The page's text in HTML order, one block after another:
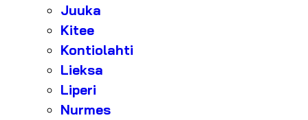
Juuka
Kitee
Kontiolahti
Lieksa
Liperi
Nurmes